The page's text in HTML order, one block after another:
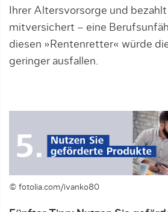
Ihrer Altersvorsorge und
mitversichert – eine
diesen »Rentenretter« würde
geringer ausfallen.
© fotolia.com/ivanko80